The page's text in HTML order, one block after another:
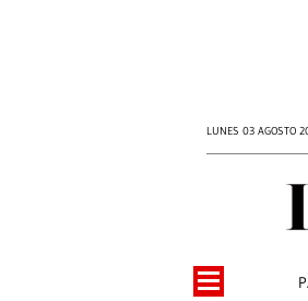
LUNES 03 AGOSTO